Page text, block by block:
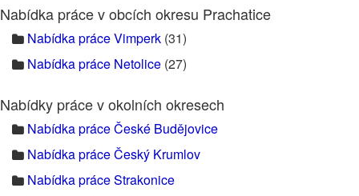
Nabídka práce v obcích okresu Prachatice
Nabídka práce Vimperk (31)
Nabídka práce Netolice (27)
Nabídky práce v okolních okresech
Nabídka práce České Budějovice
Nabídka práce Český Krumlov
Nabídka práce Strakonice